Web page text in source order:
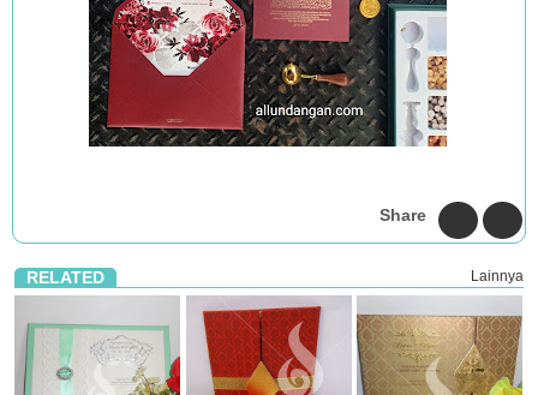
Share
RELATED Lainnya